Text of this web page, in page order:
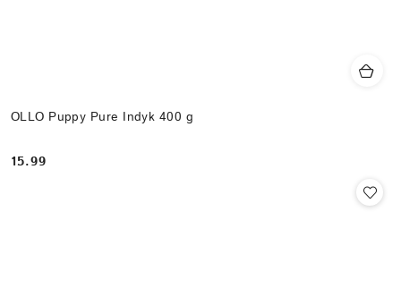
OLLO Puppy Pure Indyk 400 g
Cena:
15.99